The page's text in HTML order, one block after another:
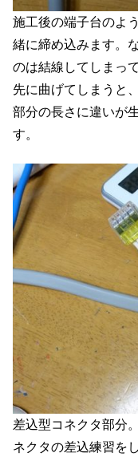
施工後の端子台のよ
緒に締め込みます。
のは結線してしまっ
先に曲げてしまうと
部分の長さに違いが
す。
差込型コネクタ部分
ネクタの差込練習を